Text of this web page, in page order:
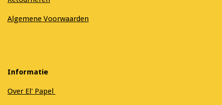
Algemene Voorwaarden
Informatie
Over El' Papel